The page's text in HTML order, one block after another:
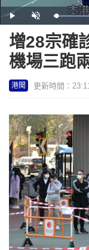
Play Unmute
增28宗確
機場三跑
港聞 更新時間：